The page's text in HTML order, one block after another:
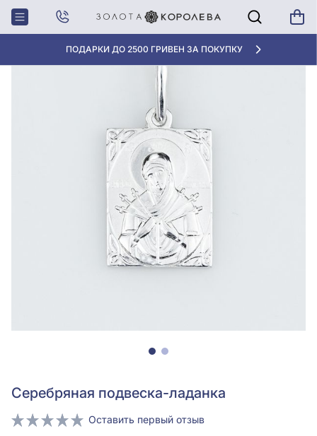
АКЦИЯ ДЛЯ КЛИЕНТОВ «НОВАЯ ПОЧТА»
Главная Серебряная подвеска-ладанка
Серебряная подвеска-ладанка
Оставить первый отзыв